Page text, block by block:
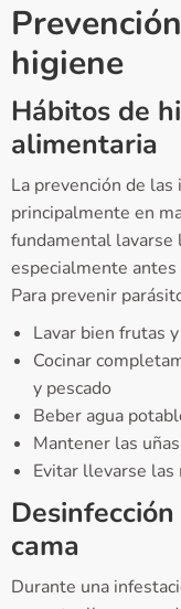
higiene
Hábitos de
alimentaria
La prevención de
principalmente en
fundamental lavarse
especialmente
Para prevenir
Lavar bien frutas
Cocinar
y pescado
Beber agua
Mantener las
Evitar llevarse las
cama
Durante una